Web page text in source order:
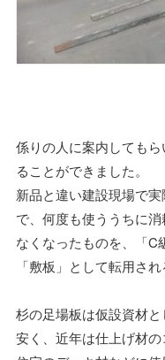
係りの人に案内しても
ることができました。
新品と違い建設現場で
で、何度も使ううちに
なくなったものを、「C
「敷板」として転用さ
杉の足場板は仮設資材
安く、近年は仕上げ材